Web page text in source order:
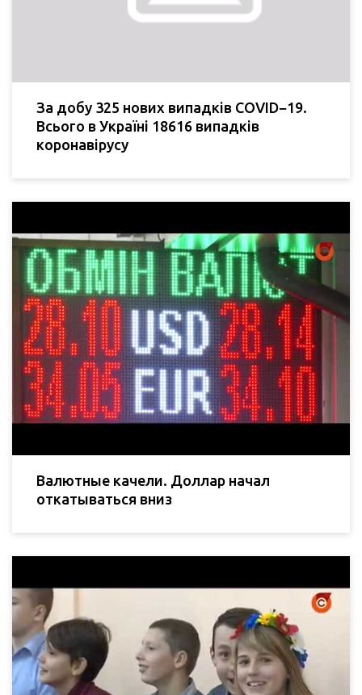
За добу 325 нових випадків COVID−19.
Всього в Україні 18616 випадків
коронавірусу
Валютные качели. Доллар начал
откатываться вниз